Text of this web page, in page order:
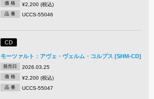
価 格 ¥2,200 (税込)
品 番 UCCS-55046
CD
モーツァルト：アヴェ・ヴェルム・コルプス [SHM-CD]
発売日 2026.03.25
価 格 ¥2,200 (税込)
品 番 UCCS-55047